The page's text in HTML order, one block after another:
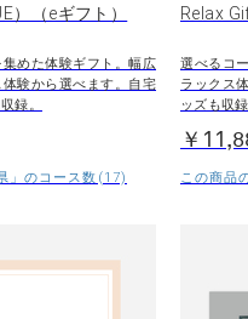
）（eギフト）
めた体験ギフト。幅広
験から選べます。自宅
録。
」のコース数(17)
Relax
選べるコ
ラックス
ッズも収録
￥
この商品